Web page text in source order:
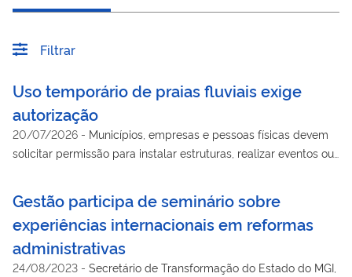
Filtrar
Uso temporário de praias fluviais exige
autorização
20/07/2026 - Municípios, empresas e pessoas físicas devem
solicitar permissão para instalar estruturas, realizar eventos ou
Gestão participa de seminário sobre
experiências internacionais em reformas
administrativas
24/08/2023 - Secretário de Transformação do Estado do MGI,